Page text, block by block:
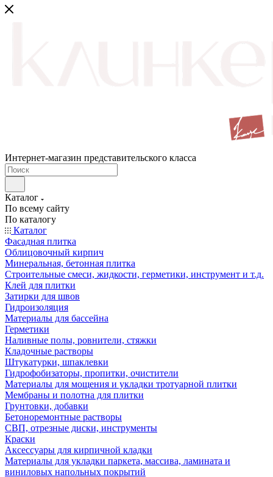
Интернет-магазин представительского класса
Каталог
По всему сайту
По каталогу
Каталог
Фасадная плитка
Облицовочный кирпич
Минеральная, бетонная плитка
Строительные смеси, жидкости, герметики, инструмент и т.д.
Клей для плитки
Затирки для швов
Гидроизоляция
Материалы для бассейна
Герметики
Наливные полы, ровнители, стяжки
Кладочные растворы
Штукатурки, шпаклевки
Гидрофобизаторы, пропитки, очистители
Материалы для мощения и укладки тротуарной плитки
Мембраны и полотна для плитки
Грунтовки, добавки
Бетоноремонтные растворы
СВП, отрезные диски, инструменты
Краски
Аксессуары для кирпичной кладки
Материалы для укладки паркета, массива, ламината и
виниловых напольных покрытий